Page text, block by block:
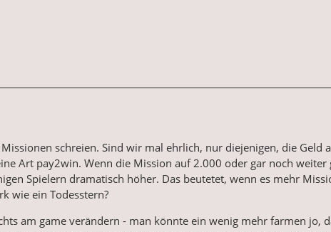
schreien. Sind wir mal ehrlich, nur diejenigen, die Geld
Art pay2win. Wenn die Mission auf 2.000 oder gar noch
Spielern dramatisch höher. Das beutetet, wenn es mehr
wie ein Todesstern?
am game verändern - man könnte ein wenig mehr farmen jo,